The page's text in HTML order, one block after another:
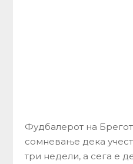
Фудбалерот на
сомневање дека
три недели, а сега е